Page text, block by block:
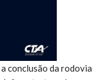
conclusão da rodovia